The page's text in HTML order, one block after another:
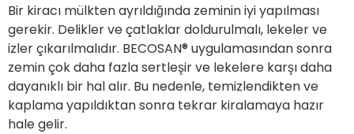
Bir kiracı mülkten ayrıldığında zeminin iyi yapılması
gerekir. Delikler ve çatlaklar doldurulmalı, lekeler ve
izler çıkarılmalıdır. BECOSAN® uygulamasından sonra
zemin çok daha fazla sertleşir ve lekelere karşı daha
dayanıklı bir hal alır. Bu nedenle, temizlendikten ve
kaplama yapıldıktan sonra tekrar kiralamaya hazır
hale gelir.